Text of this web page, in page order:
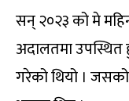
सन् २०२३ को मे
अदालतमा उपस्थित
गरेको थियो । जसको